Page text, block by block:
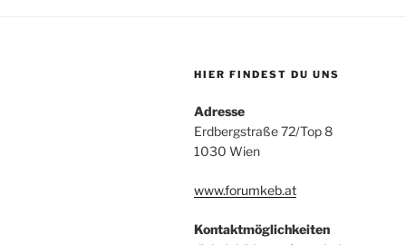
HIER FINDEST DU UNS
Adresse
Erdbergstraße 72/Top 8
1030 Wien
www.forumkeb.at
Kontaktmöglichkeiten